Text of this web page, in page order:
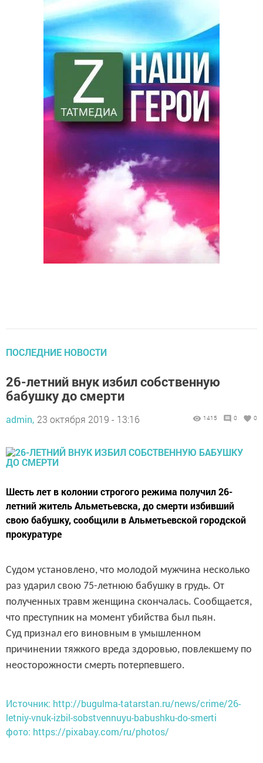
ПОСЛЕДНИЕ НОВОСТИ
26-летний внук избил собственную
бабушку до смерти
admin, 23 октября 2019 - 13:16 1415 0 0
Шесть лет в колонии строгого режима получил 26-
летний житель Альметьевска, до смерти избивший
свою бабушку, сообщили в Альметьевской городской
прокуратуре
Судом установлено, что молодой мужчина несколько
раз ударил свою 75-летнюю бабушку в грудь. От
полученных травм женщина скончалась. Сообщается,
что преступник на момент убийства был пьян.
Суд признал его виновным в умышленном
причинении тяжкого вреда здоровью, повлекшему по
неосторожности смерть потерпевшего.
Источник: http://bugulma-tatarstan.ru/news/crime/26-
letniy-vnuk-izbil-sobstvennuyu-babushku-do-smerti
фото: https://pixabay.com/ru/photos/